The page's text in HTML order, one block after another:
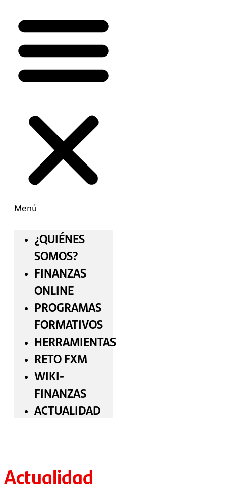
Menú
¿QUIÉNES
SOMOS?
FINANZAS
ONLINE
PROGRAMAS
FORMATIVOS
HERRAMIENTAS
RETO FXM
WIKI-
FINANZAS
ACTUALIDAD
Actualidad